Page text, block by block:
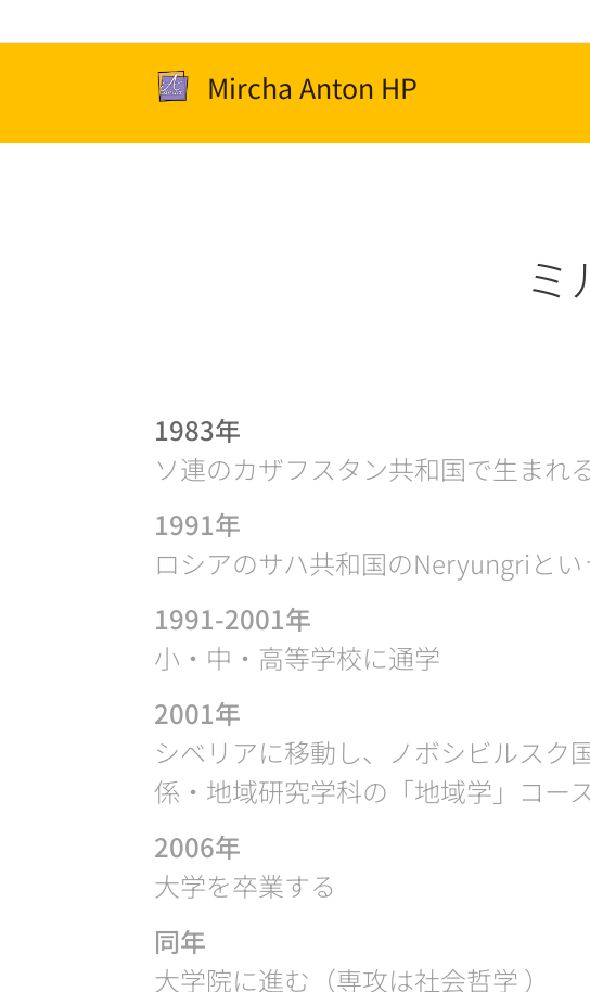
Mircha Anton HP
ミ
1983年
ソ連のカザフスタン共和国で生まれ
1991年
ロシアのサハ共和国のNeryungriと
1991-2001年
小・中・高等学校に通学
2001年
シベリアに移動し、ノボシビルスク
係・地域研究学科の「地域学」コース
2006年
大学を卒業する
同年
大学院に進む（専攻は社会哲学 ）